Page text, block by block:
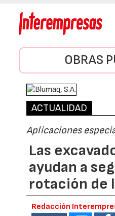
OBRAS
ACTUALIDAD
Aplicaciones
Las
ayudan a
rotación de
Redacción